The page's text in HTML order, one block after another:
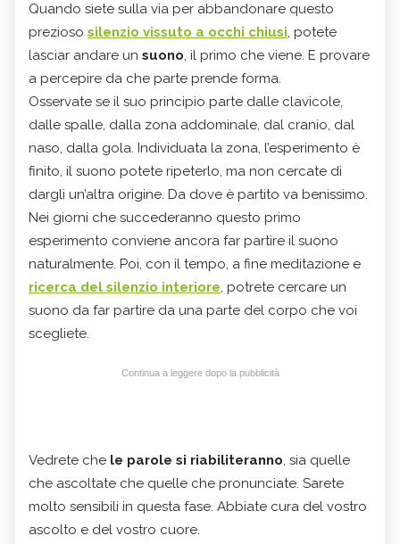
Quando siete sulla via per abbandonare questo
prezioso silenzio vissuto a occhi chiusi, potete
lasciar andare un suono, il primo che viene. E provare
a percepire da che parte prende forma.
Osservate se il suo principio parte dalle clavicole,
dalle spalle, dalla zona addominale, dal cranio, dal
naso, dalla gola. Individuata la zona, l’esperimento è
finito, il suono potete ripeterlo, ma non cercate di
dargli un’altra origine. Da dove è partito va benissimo.
Nei giorni che succederanno questo primo
esperimento conviene ancora far partire il suono
naturalmente. Poi, con il tempo, a fine meditazione e
ricerca del silenzio interiore, potrete cercare un
suono da far partire da una parte del corpo che voi
scegliete.
Continua a leggere dopo la pubblicità
Vedrete che le parole si riabiliteranno, sia quelle
che ascoltate che quelle che pronunciate. Sarete
molto sensibili in questa fase. Abbiate cura del vostro
ascolto e del vostro cuore.